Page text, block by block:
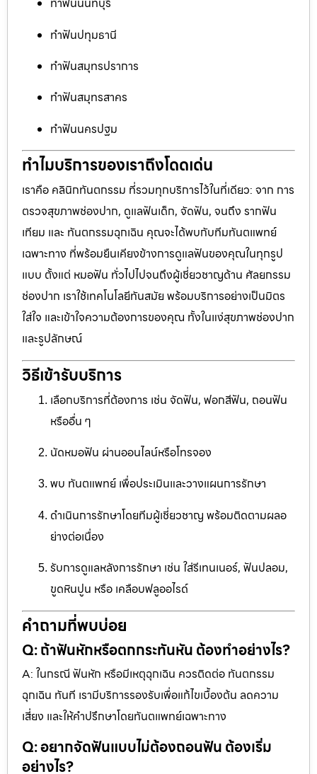
ทำฟันปทุมธานี
ทำฟันสมุทรปราการ
ทำฟันสมุทรสาคร
ทำฟันนครปฐม
ทำไมบริการของเราถึงโดดเด่น
เราคือ คลินิกทันตกรรม ที่รวมทุกบริการไว้ในที่เดียว: จาก การ
ตรวจสุขภาพช่องปาก, ดูแลฟันเด็ก, จัดฟัน, จนถึง รากฟัน
เทียม และ ทันตกรรมฉุกเฉิน คุณจะได้พบกับทีมทันตแพทย์
เฉพาะทาง ที่พร้อมยืนเคียงข้างการดูแลฟันของคุณในทุกรูป
แบบ ตั้งแต่ หมอฟัน ทั่วไปไปจนถึงผู้เชี่ยวชาญด้าน ศัลยกรรม
ช่องปาก เราใช้เทคโนโลยีทันสมัย พร้อมบริการอย่างเป็นมิตร
ใส่ใจ และเข้าใจความต้องการของคุณ ทั้งในแง่สุขภาพช่องปาก
และรูปลักษณ์
วิธีเข้ารับบริการ
เลือกบริการที่ต้องการ เช่น จัดฟัน, ฟอกสีฟัน, ถอนฟัน
หรืออื่น ๆ
นัดหมอฟัน ผ่านออนไลน์หรือโทรจอง
พบ ทันตแพทย์ เพื่อประเมินและวางแผนการรักษา
ดำเนินการรักษาโดยทีมผู้เชี่ยวชาญ พร้อมติดตามผลอ
ย่างต่อเนื่อง
รับการดูแลหลังการรักษา เช่น ใส่รีเทนเนอร์, ฟันปลอม,
ขูดหินปูน หรือ เคลือบฟลูออไรด์
คำถามที่พบบ่อย
Q: ถ้าฟันหักหรือตกกระทันหัน ต้องทำอย่างไร?
A: ในกรณี ฟันหัก หรือมีเหตุฉุกเฉิน ควรติดต่อ ทันตกรรม
ฉุกเฉิน ทันที เรามีบริการรองรับเพื่อแก้ไขเบื้องต้น ลดความ
เสี่ยง และให้คำปรึกษาโดยทันตแพทย์เฉพาะทาง
Q: อยากจัดฟันแบบไม่ต้องถอนฟัน ต้องเริ่ม
อย่างไร?